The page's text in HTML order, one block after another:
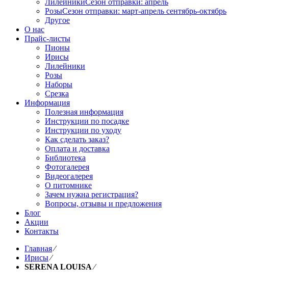
ЛилейникиСезон отправки: апрель
РозыСезон отправки: март-апрель сентябрь-октябрь
Другое
О нас
Прайс-листы
Пионы
Ирисы
Лилейники
Розы
Наборы
Срезка
Информация
Полезная информация
Инструкции по посадке
Инструкции по уходу
Как сделать заказ?
Оплата и доставка
Библиотека
Фотогалерея
Видеогалерея
О питомнике
Зачем нужна регистрация?
Вопросы, отзывы и предложения
Блог
Акции
Контакты
Главная⁄
Ирисы⁄
SERENA LOUISA⁄